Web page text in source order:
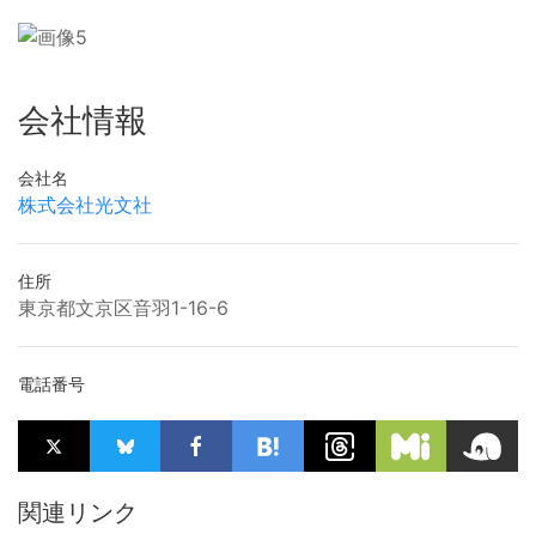
会社情報
会社名
株式会社光文社
住所
東京都文京区音羽1-16-6
電話番号
関連リンク